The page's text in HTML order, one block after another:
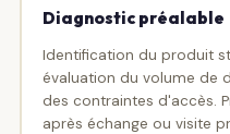
Diagnostic préalable
Identification du produit
évaluation du volume de
des contraintes d'accès.
après échange ou visite